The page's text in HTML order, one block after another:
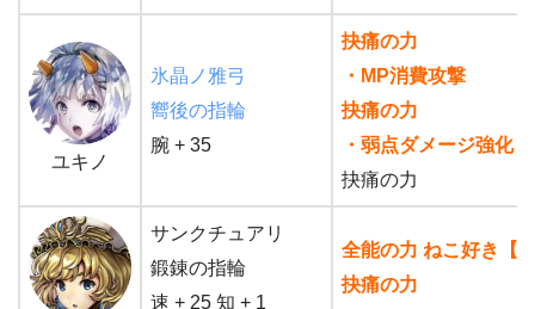
ユキノ
氷晶ノ雅弓
嚮後の指輪
腕 + 35
抉痛の力
・MP消費攻撃
抉痛の力
・弱点ダメージ強化
抉痛の力
サンクチュアリ
鍛錬の指輪
速 + 25 知 + 1
全能の力 ねこ好き【P
抉痛の力